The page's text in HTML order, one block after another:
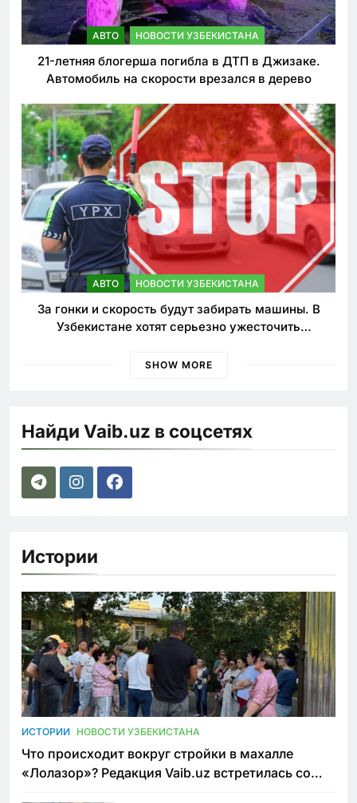
АВТО НОВОСТИ УЗБЕКИСТАНА
21-летняя блогерша погибла в ДТП в Джизаке.
Автомобиль на скорости врезался в дерево
АВТО НОВОСТИ УЗБЕКИСТАНА
За гонки и скорость будут забирать машины. В
Узбекистане хотят серьезно ужесточить
SHOW MORE
Найди Vaib.uz в соцсетях
Истории
ИСТОРИИ НОВОСТИ УЗБЕКИСТАНА
Что происходит вокруг стройки в махалле
«Лолазор»? Редакция Vaib.uz встретилась со